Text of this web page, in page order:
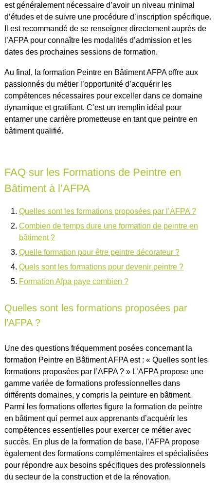
est généralement nécessaire d’avoir un niveau minimal
d’études et de suivre une procédure d’inscription spécifique.
Il est recommandé de se renseigner directement auprès de
l’AFPA pour connaître les modalités d’admission et les
dates des prochaines sessions de formation.
Au final, la formation Peintre en Bâtiment AFPA offre aux
passionnés du métier l’opportunité d’acquérir les
compétences nécessaires pour exceller dans ce domaine
dynamique et gratifiant. C’est un tremplin idéal pour
entamer une carrière prometteuse en tant que peintre en
bâtiment qualifié.
FAQ sur les Formations de Peintre en
Bâtiment à l’AFPA
Quelles sont les formations proposées par l’AFPA ?
Combien de temps dure une formation de peintre en
bâtiment ?
Quelle formation pour être peintre décorateur ?
Quels sont les formations pour devenir peintre ?
Formation Afpa paye combien ?
Quelles sont les formations proposées par
l’AFPA ?
Une des questions fréquemment posées concernant la
formation Peintre en Bâtiment AFPA est : « Quelles sont les
formations proposées par l’AFPA ? » L’AFPA propose une
gamme variée de formations professionnelles dans
différents domaines, y compris la peinture en bâtiment.
Parmi les formations offertes figure la formation de peintre
en bâtiment qui permet aux apprenants d’acquérir les
compétences essentielles pour exercer ce métier avec
succès. En plus de la formation de base, l’AFPA propose
également des formations complémentaires et spécialisées
pour répondre aux besoins spécifiques des professionnels
du secteur de la construction et de la rénovation.